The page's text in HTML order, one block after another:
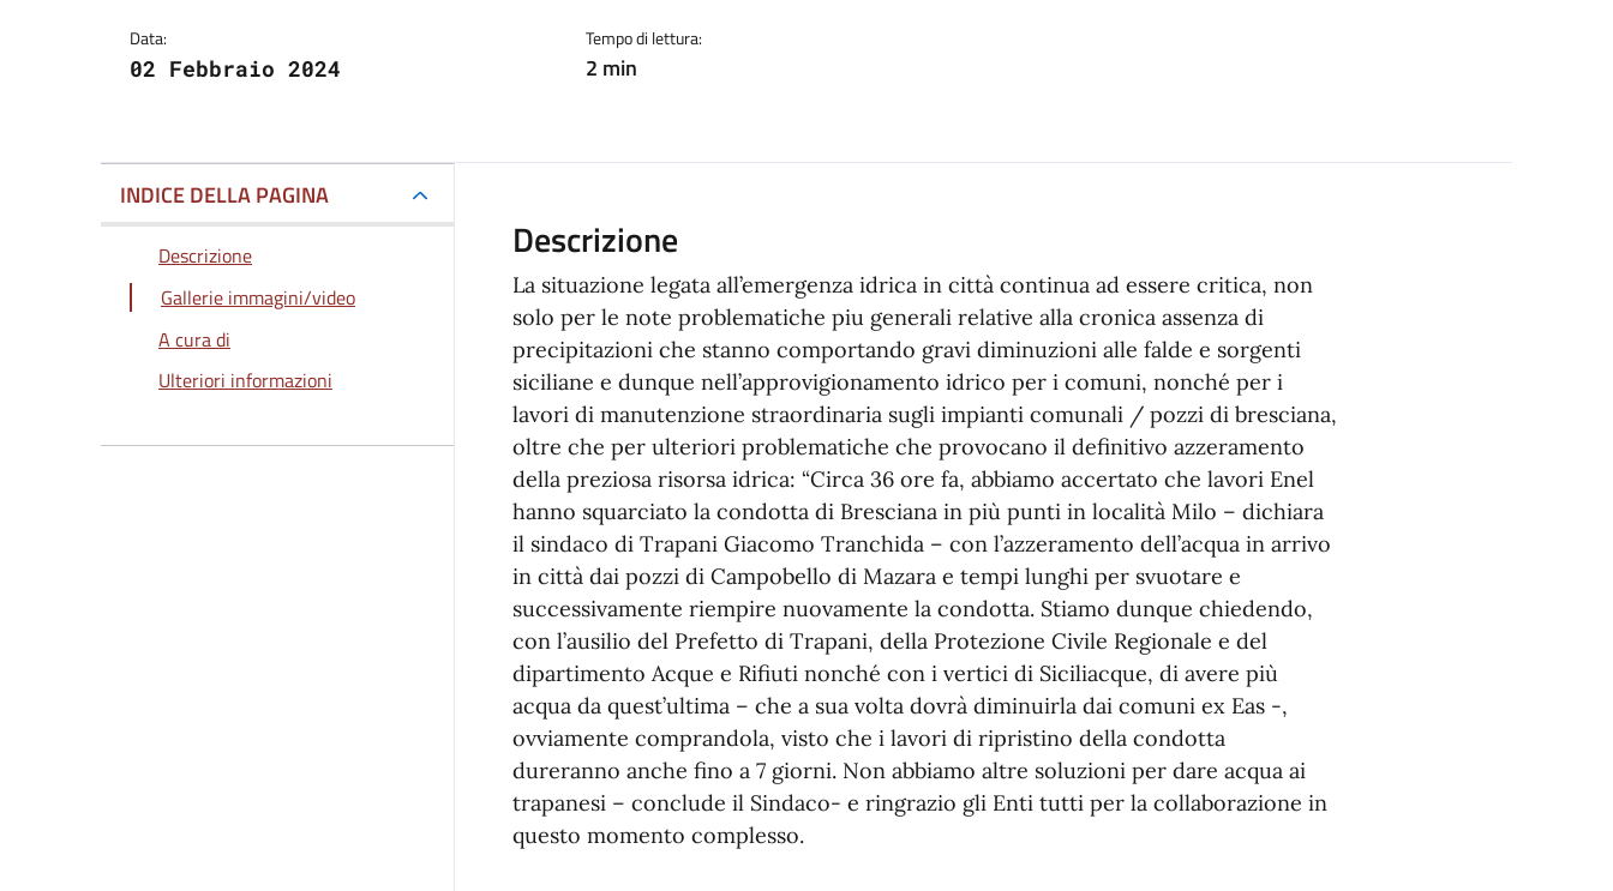
Data:
02 Febbraio 2024
Tempo di lettura:
2 min
INDICE DELLA PAGINA
Descrizione
Gallerie immagini/video
A cura di
Ulteriori informazioni
Descrizione
La situazione legata all’emergenza idrica in città continua ad essere critica, non
solo per le note problematiche piu generali relative alla cronica assenza di
precipitazioni che stanno comportando gravi diminuzioni alle falde e sorgenti
siciliane e dunque nell’approvigionamento idrico per i comuni, nonché per i
lavori di manutenzione straordinaria sugli impianti comunali / pozzi di bresciana,
oltre che per ulteriori problematiche che provocano il definitivo azzeramento
della preziosa risorsa idrica: “Circa 36 ore fa, abbiamo accertato che lavori Enel
hanno squarciato la condotta di Bresciana in più punti in località Milo – dichiara
il sindaco di Trapani Giacomo Tranchida – con l’azzeramento dell’acqua in arrivo
in città dai pozzi di Campobello di Mazara e tempi lunghi per svuotare e
successivamente riempire nuovamente la condotta. Stiamo dunque chiedendo,
con l’ausilio del Prefetto di Trapani, della Protezione Civile Regionale e del
dipartimento Acque e Rifiuti nonché con i vertici di Siciliacque, di avere più
acqua da quest’ultima – che a sua volta dovrà diminuirla dai comuni ex Eas -,
ovviamente comprandola, visto che i lavori di ripristino della condotta
dureranno anche fino a 7 giorni. Non abbiamo altre soluzioni per dare acqua ai
trapanesi – conclude il Sindaco- e ringrazio gli Enti tutti per la collaborazione in
questo momento complesso.